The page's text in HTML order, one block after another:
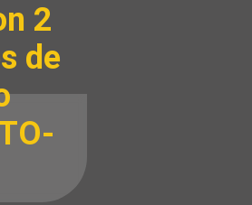
2
de